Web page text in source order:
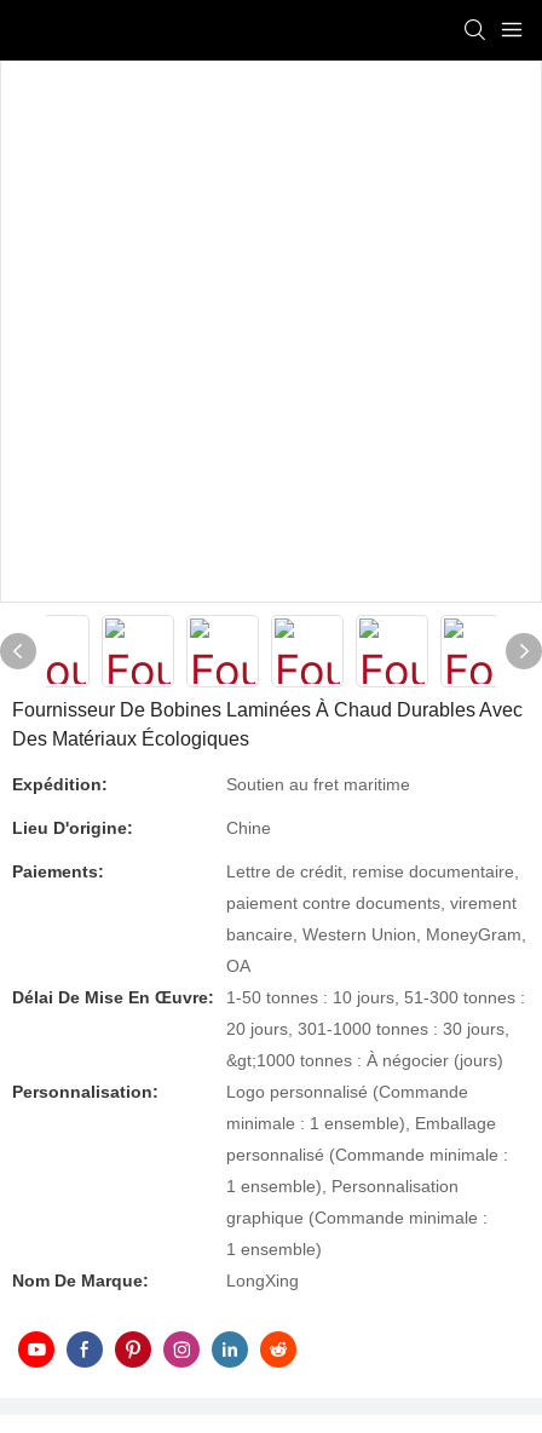
Fournisseur De Bobines Laminées À Chaud Durables Avec
Des Matériaux Écologiques
Expédition: Soutien au fret maritime
Lieu D'origine: Chine
Paiements:
Lettre de crédit, remise documentaire,
paiement contre documents, virement
bancaire, Western Union, MoneyGram,
OA
Délai De Mise En Œuvre:
1-50 tonnes : 10 jours, 51-300 tonnes :
20 jours, 301-1000 tonnes : 30 jours,
&gt;1000 tonnes : À négocier (jours)
Personnalisation:
Logo personnalisé (Commande
minimale : 1 ensemble), Emballage
personnalisé (Commande minimale :
1 ensemble), Personnalisation
graphique (Commande minimale :
1 ensemble)
Nom De Marque:
LongXing